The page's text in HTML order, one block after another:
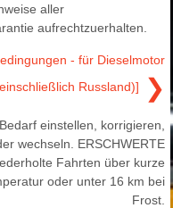
aller
aufrechtzuerhalten.
- für Dieselmotor
Russland)]
❯
einstellen, korrigieren,
wechseln. ERSCHWERTE
Fahrten über kurze
oder unter 16 km bei
Frost.